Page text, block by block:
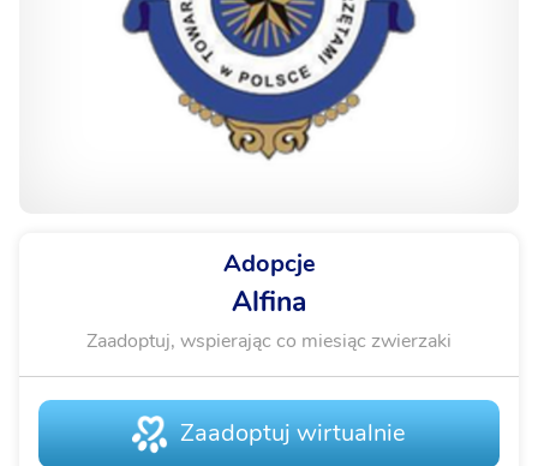
Adopcje
Alfina
Zaadoptuj, wspierając co miesiąc zwierzaki
Zaadoptuj wirtualnie